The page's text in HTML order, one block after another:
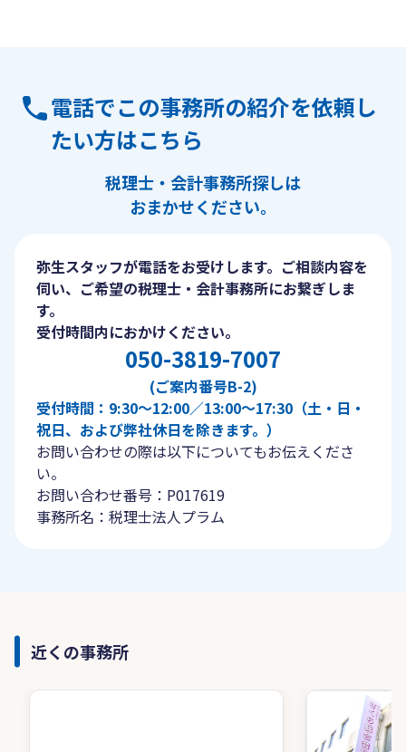
電話でこの事務所の紹介を依頼し
たい方はこちら
税理士・会計事務所探しは
おまかせください。
弥生スタッフが電話をお受けします。ご相談内容を
伺い、ご希望の税理士・会計事務所にお繋ぎしま
す。
受付時間内におかけください。
050-3819-7007
(ご案内番号B-2)
受付時間：9:30〜12:00／13:00〜17:30（土・日・
祝日、および弊社休日を除きます。）
お問い合わせの際は以下についてもお伝えくださ
い。
お問い合わせ番号：P017619
事務所名：税理士法人プラム
近くの事務所